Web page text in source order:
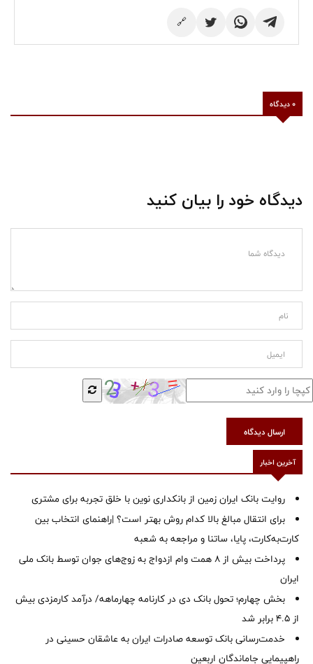
🔗
0 دیدگاه
دیدگاه خود را بیان کنید
ارسال دیدگاه
آخرین اخبار
روایت بانک ایران زمین از بانکداری نوین با خلق تجربه برای مشتری
برای انتقال مبالغ بالا کدام روش بهتر است؟ |راهنمای انتخاب بین
کارت‌به‌کارت، پایا، ساتنا و مراجعه به شعبه
پرداخت بیش از ۸ همت وام ازدواج به زوج‌های جوان توسط بانک ملی
ایران
بخش چهارم؛ تحول بانک دی در کارنامه چهارماهه/ درآمد کارمزدی بیش
از ۴.۵ برابر شد
خدمت‌رسانی بانک توسعه صادرات ایران به عاشقان حسینی در
راهپیمایی جاماندگان اربعین